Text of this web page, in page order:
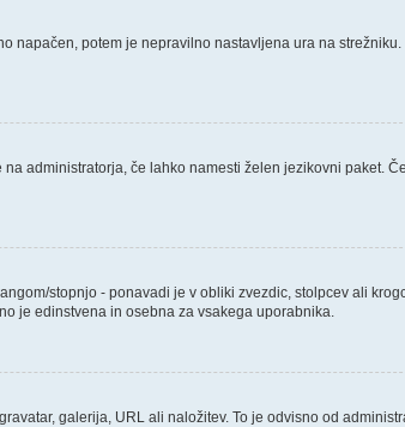
napačen, potem je nepravilno nastavljena ura na
administratorja, če lahko namesti želen jezikovni paket.
stopnjo - ponavadi je v obliki zvezdic, stolpcev ali
je edinstvena in osebna za vsakega uporabnika.
galerija, URL ali naložitev. To je odvisno od